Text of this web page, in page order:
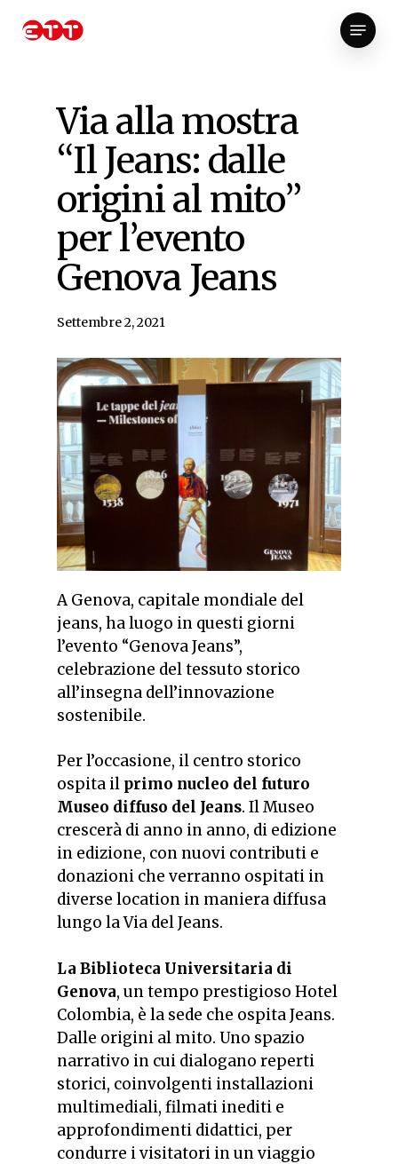
Menu
Via alla mostra
“Il Jeans: dalle
origini al mito”
per l’evento
Genova Jeans
Settembre 2, 2021
A Genova, capitale mondiale del
jeans, ha luogo in questi giorni
l’evento “Genova Jeans”,
celebrazione del tessuto storico
all’insegna dell’innovazione
sostenibile.
Per l’occasione, il centro storico
ospita il primo nucleo del futuro
Museo diffuso del Jeans. Il Museo
crescerà di anno in anno, di edizione
in edizione, con nuovi contributi e
donazioni che verranno ospitati in
diverse location in maniera diffusa
lungo la Via del Jeans.
La Biblioteca Universitaria di
Genova, un tempo prestigioso Hotel
Colombia, è la sede che ospita Jeans.
Dalle origini al mito. Uno spazio
narrativo in cui dialogano reperti
storici, coinvolgenti installazioni
multimediali, filmati inediti e
approfondimenti didattici, per
condurre i visitatori in un viaggio